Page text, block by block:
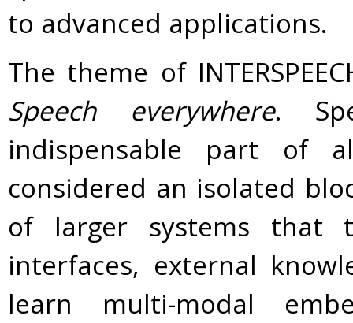
to advanced applications.
The theme of
Speech everywhere.
indispensable part of
considered an isolated
of larger systems that
interfaces, external
learn multi-modal